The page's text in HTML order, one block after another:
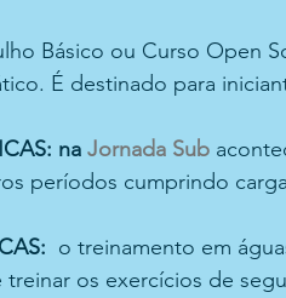
Básico ou Curso Open
É destinado para
na Jornada Sub
períodos cumprindo
o treinamento em
os exercícios de